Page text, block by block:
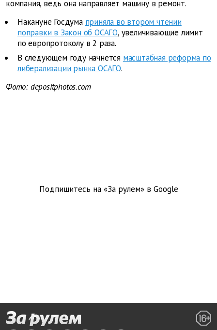
компания, ведь она направляет машину в ремонт.
Накануне Госдума приняла во втором чтении
поправки в Закон об ОСАГО, увеличивающие лимит
по европротоколу в 2 раза.
В следующем году начнется масштабная реформа по
либерализации рынка ОСАГО.
Фото: depositphotos.com
Подпишитесь на «За рулем» в Google